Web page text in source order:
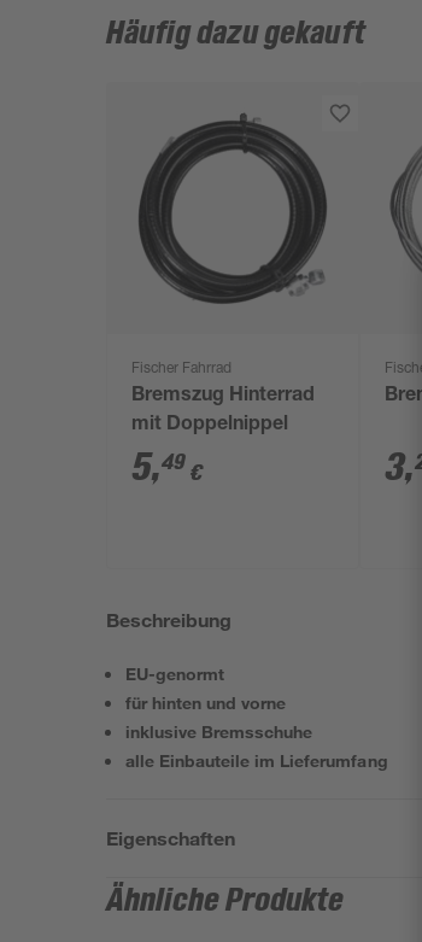
Häufig dazu gekauft
Fischer Fahrrad
Bremszug Hinterrad
mit Doppelnippel
5,49 € 3,
Beschreibung
EU-genormt
für hinten und vorne
inklusive Bremsschuhe
alle Einbauteile im Lieferumfang
Eigenschaften
Ähnliche Produkte